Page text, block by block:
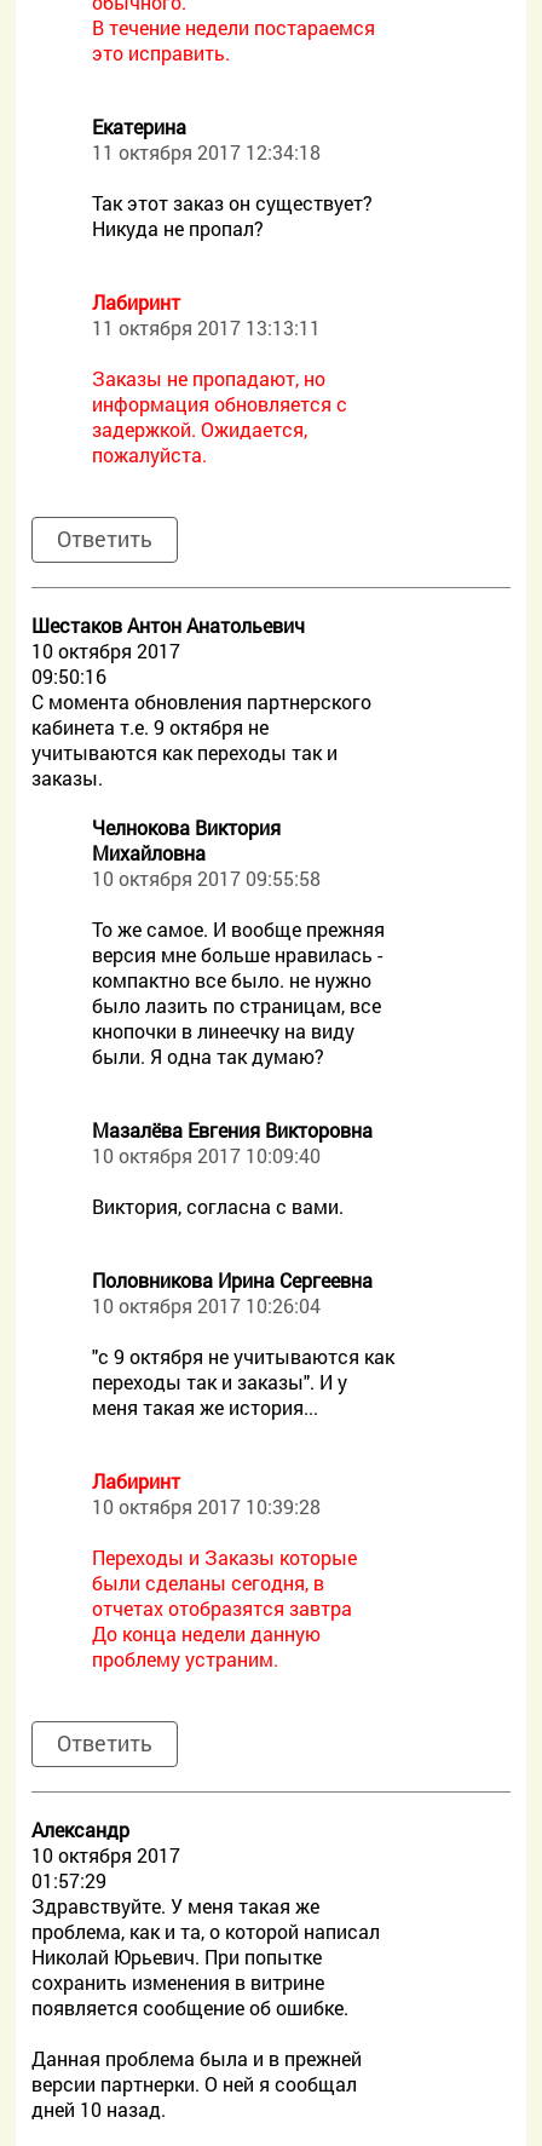
В течение недели постараемся
это исправить.
Екатерина
11 октября 2017 12:34:18
Так этот заказ он существует?
Никуда не пропал?
Лабиринт
11 октября 2017 13:13:11
Заказы не пропадают, но
информация обновляется с
задержкой. Ожидается,
пожалуйста.
Ответить
Шестаков Антон Анатольевич
10 октября 2017
09:50:16
C момента обновления партнерского
кабинета т.е. 9 октября не
учитываются как переходы так и
заказы.
Челнокова Виктория
Михайловна
10 октября 2017 09:55:58
То же самое. И вообще прежняя
версия мне больше нравилась -
компактно все было. не нужно
было лазить по страницам, все
кнопочки в линеечку на виду
были. Я одна так думаю?
Мазалёва Евгения Викторовна
10 октября 2017 10:09:40
Виктория, согласна с вами.
Половникова Ирина Сергеевна
10 октября 2017 10:26:04
"с 9 октября не учитываются как
переходы так и заказы". И у
меня такая же история...
Лабиринт
10 октября 2017 10:39:28
Переходы и Заказы которые
были сделаны сегодня, в
отчетах отобразятся завтра
До конца недели данную
проблему устраним.
Ответить
Александр
10 октября 2017
01:57:29
Здравствуйте. У меня такая же
проблема, как и та, о которой написал
Николай Юрьевич. При попытке
сохранить изменения в витрине
появляется сообщение об ошибке.
Данная проблема была и в прежней
версии партнерки. О ней я сообщал
дней 10 назад.